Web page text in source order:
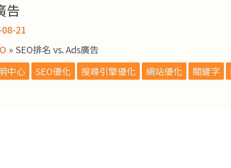
告
21
SEO排名 vs. Ads廣告
中心 SEO優化 搜尋引擎優化 網站優化 關鍵字